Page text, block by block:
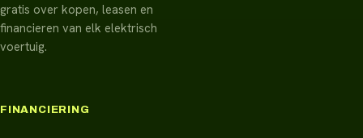
gratis over kopen, leasen en
financieren van elk elektrisch
voertuig.
FINANCIERING